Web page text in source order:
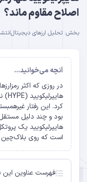
اصلاح مقاوم ماند؟
بخش: تحلیل ارزهای دیجیتالانتشار 1
آنچه می‌خوانید...
کرد. این رفتار
بود و چند دلیل
هایپرلیکویید یک
است که روی
فهرست عناوین این